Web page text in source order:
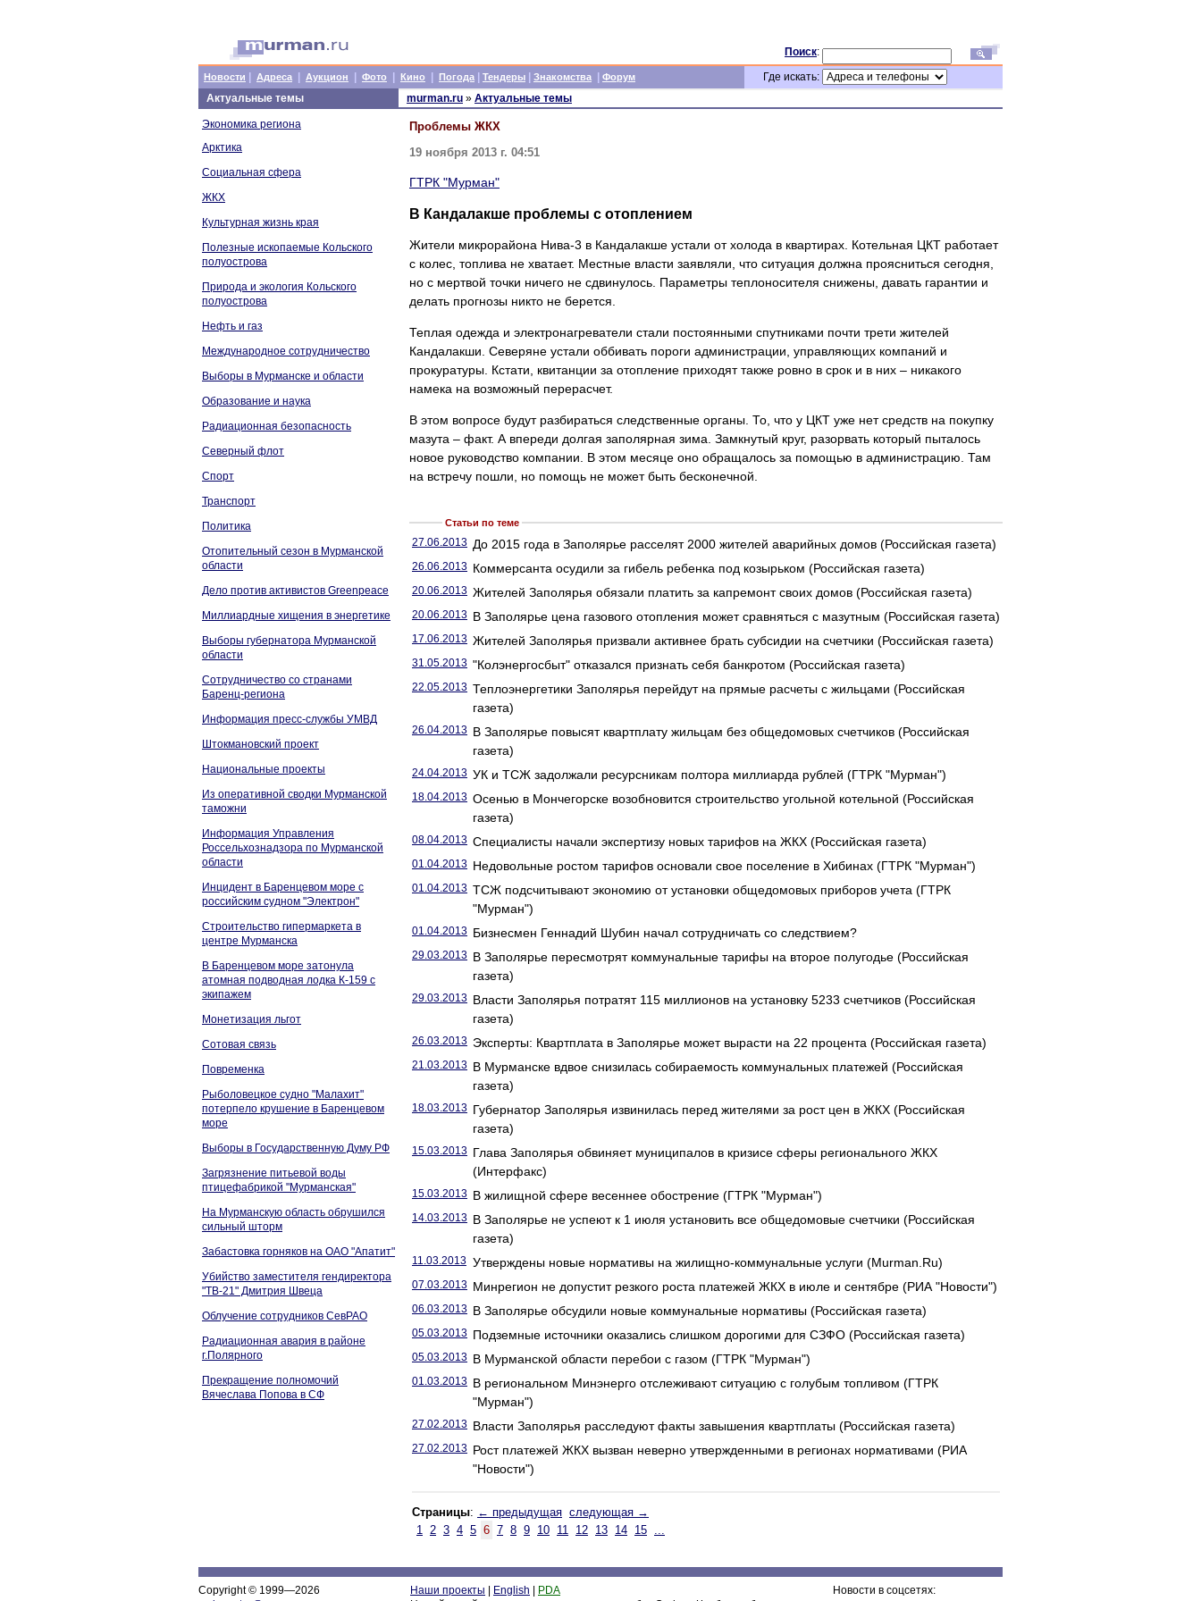
Поиск:
Новости Адреса Аукцион Фото Кино Погода Тендеры Знакомства Форум
Где искать:
Актуальные темы
Экономика региона
Арктика
Социальная сфера
ЖКХ
Культурная жизнь края
Полезные ископаемые Кольского
полуострова
Природа и экология Кольского
полуострова
Нефть и газ
Международное сотрудничество
Выборы в Мурманске и области
Образование и наука
Радиационная безопасность
Северный флот
Спорт
Транспорт
Политика
Отопительный сезон в Мурманской
области
Дело против активистов Greenpeace
Миллиардные хищения в энергетике
Выборы губернатора Мурманской
области
Сотрудничество со странами
Баренц-региона
Информация пресс-службы УМВД
Штокмановский проект
Национальные проекты
Из оперативной сводки Мурманской
таможни
Информация Управления
Россельхознадзора по Мурманской
области
Инцидент в Баренцевом море с
российским судном "Электрон"
Строительство гипермаркета в
центре Мурманска
В Баренцевом море затонула
атомная подводная лодка К-159 с
экипажем
Монетизация льгот
Сотовая связь
Повременка
Рыболовецкое судно "Малахит"
потерпело крушение в Баренцевом
море
Выборы в Государственную Думу РФ
Загрязнение питьевой воды
птицефабрикой "Мурманская"
На Мурманскую область обрушился
сильный шторм
Забастовка горняков на ОАО "Апатит"
Убийство заместителя гендиректора
"ТВ-21" Дмитрия Швеца
Облучение сотрудников СевРАО
Радиационная авария в районе
г.Полярного
Прекращение полномочий
Вячеслава Попова в СФ
murman.ru » Актуальные темы
Проблемы ЖКХ
19 ноября 2013 г. 04:51
ГТРК "Мурман"
В Кандалакше проблемы с отоплением
Жители микрорайона Нива-3 в Кандалакше устали от холода в квартирах. Котельная ЦКТ работает
с колес, топлива не хватает. Местные власти заявляли, что ситуация должна проясниться сегодня,
но с мертвой точки ничего не сдвинулось. Параметры теплоносителя снижены, давать гарантии и
делать прогнозы никто не берется.
Теплая одежда и электронагреватели стали постоянными спутниками почти трети жителей
Кандалакши. Северяне устали оббивать пороги администрации, управляющих компаний и
прокуратуры. Кстати, квитанции за отопление приходят также ровно в срок и в них – никакого
намека на возможный перерасчет.
В этом вопросе будут разбираться следственные органы. То, что у ЦКТ уже нет средств на покупку
мазута – факт. А впереди долгая заполярная зима. Замкнутый круг, разорвать который пыталось
новое руководство компании. В этом месяце оно обращалось за помощью в администрацию. Там
на встречу пошли, но помощь не может быть бесконечной.
Статьи по теме
27.06.2013 До 2015 года в Заполярье расселят 2000 жителей аварийных домов (Российская газета)
26.06.2013 Коммерсанта осудили за гибель ребенка под козырьком (Российская газета)
20.06.2013 Жителей Заполярья обязали платить за капремонт своих домов (Российская газета)
20.06.2013 В Заполярье цена газового отопления может сравняться с мазутным (Российская газета)
17.06.2013 Жителей Заполярья призвали активнее брать субсидии на счетчики (Российская газета)
31.05.2013 "Колэнергосбыт" отказался признать себя банкротом (Российская газета)
22.05.2013 Теплоэнергетики Заполярья перейдут на прямые расчеты с жильцами (Российская
газета)
26.04.2013 В Заполярье повысят квартплату жильцам без общедомовых счетчиков (Российская
газета)
24.04.2013 УК и ТСЖ задолжали ресурсникам полтора миллиарда рублей (ГТРК "Мурман")
18.04.2013 Осенью в Мончегорске возобновится строительство угольной котельной (Российская
газета)
08.04.2013 Специалисты начали экспертизу новых тарифов на ЖКХ (Российская газета)
01.04.2013 Недовольные ростом тарифов основали свое поселение в Хибинах (ГТРК "Мурман")
01.04.2013 ТСЖ подсчитывают экономию от установки общедомовых приборов учета (ГТРК
"Мурман")
01.04.2013 Бизнесмен Геннадий Шубин начал сотрудничать со следствием?
29.03.2013 В Заполярье пересмотрят коммунальные тарифы на второе полугодье (Российская
газета)
29.03.2013 Власти Заполярья потратят 115 миллионов на установку 5233 счетчиков (Российская
газета)
26.03.2013 Эксперты: Квартплата в Заполярье может вырасти на 22 процента (Российская газета)
21.03.2013 В Мурманске вдвое снизилась собираемость коммунальных платежей (Российская
газета)
18.03.2013 Губернатор Заполярья извинилась перед жителями за рост цен в ЖКХ (Российская
газета)
15.03.2013 Глава Заполярья обвиняет муниципалов в кризисе сферы регионального ЖКХ
(Интерфакс)
15.03.2013 В жилищной сфере весеннее обострение (ГТРК "Мурман")
14.03.2013 В Заполярье не успеют к 1 июля установить все общедомовые счетчики (Российская
газета)
11.03.2013 Утверждены новые нормативы на жилищно-коммунальные услуги (Murman.Ru)
07.03.2013 Минрегион не допустит резкого роста платежей ЖКХ в июле и сентябре (РИА "Новости")
06.03.2013 В Заполярье обсудили новые коммунальные нормативы (Российская газета)
05.03.2013 Подземные источники оказались слишком дорогими для СЗФО (Российская газета)
05.03.2013 В Мурманской области перебои с газом (ГТРК "Мурман")
01.03.2013 В региональном Минэнерго отслеживают ситуацию с голубым топливом (ГТРК
"Мурман")
27.02.2013 Власти Заполярья расследуют факты завышения квартплаты (Российская газета)
27.02.2013 Рост платежей ЖКХ вызван неверно утвержденными в регионах нормативами (РИА
"Новости")
Страницы: ← предыдущая следующая →
1 2 3 4 5 6 7 8 9 10 11 12 13 14 15 ...
Copyright © 1999—2026
Наши проекты English
PDA
Новости в соцсетях: